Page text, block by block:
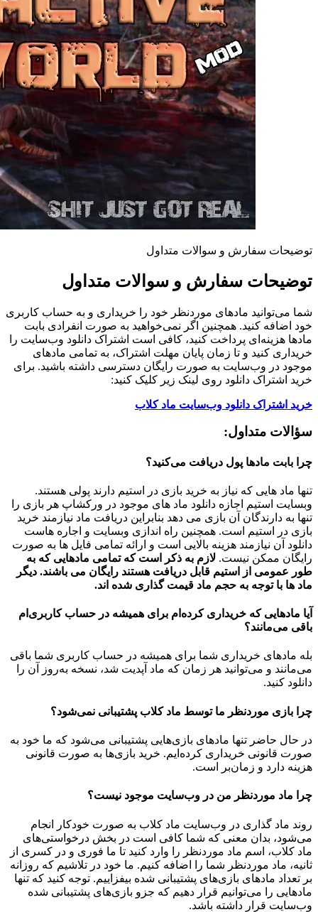
توضیحات سفارش و سوالات متداول
توضیحات سفارش و سوالات متداول
شما می‌توانید مادهای موردنظر خود را خریداری و به حساب کاربری
خود اضافه کنید. همچنین اگر نمی‌خواهید به صورت انفرادی بابت
مادها هزینه‌ای پرداخت کنید، کافی است اشتراک دانلود وب‌سایت را
خریداری کنید و تا زمان پایان مهلت اشتراک، به تمامی مادهای
موجود در وب‌سایت به صورت رایگان دسترسی داشته باشید. برای
خرید اشتراک دانلود روی لینک زیر کلیک کنید:
خرید اشتراک دانلود وب‌سایت ماد کلاب
سؤالات متداول:
چرا بابت مادها پول دریافت می‌کنید؟
تنها ماد هایی که نیاز به خرید بازی در استیم دارند پولی هستند.
وبسایت استیم اجازه دانلود ماد های موجود در ورکشاپ هر بازی را
تنها به دارندگان آن بازی می دهد بنابراین دریافت ماد نیازمند خرید
بازی در استیم است. همچنین راه اندازی وبسایت و اجاره هاست
دانلود آن نیازمند هزینه بالایی است و ارائه تمامی فایل ها به صورت
رایگان ممکن نیست. لازم به ذکر است که تمامی مادهایی که به
طور عمومی از استیم قابل دریافت هستند رایگان می باشند. دیگر
ماد ها با توجه به حجم ماد قیمت گذاری شده اند.
آیا مادهایی که خریداری کرده‌ام برای همیشه در حساب‌ کاربری‌ام
باقی می‌مانند؟
بله مادهای خریداری شما برای همیشه در حساب کاربری شما باقی
می‌مانند و می‌توانید هر زمان که ماد آپدیت شد، نسخه به‌روز آن را
دانلود کنید.
چرا بازی موردنظر ما توسط ماد کلاب پشتیبانی نمی‌شود؟
در حال حاضر تنها مادهای بازی‌هایی پشتیبانی می‌شود که ما خود به
صورت قانونی خریداری کرده‌ایم. خرید بازی‌ها به صورت قانونی
هزینه دارد و زمان‌بر است.
چرا ماد موردنظر من در وب‌سایت موجود نیست؟
روند ماد گذاری در وب‌سایت ماد کلاب به صورت خودکار انجام
می‌شود، بدان معنی که شما کافی است در بخش درخواستی‌های
ماد کلاب، اسم ماد موردنظر را وارد کنید تا ما فوری و در کسری از
ثانیه، ماد موردنظر شما را اضافه کنیم. ما خود در تلاشیم که روزانه
بر تعداد مادهای بازی‌های پشتیبانی شده بیفزاییم. توجه کنید که تنها
مادهایی را می‌توانیم قرار دهیم که جزو بازی‌های پشتیبانی شده
وب‌سایت قرار داشته باشد.